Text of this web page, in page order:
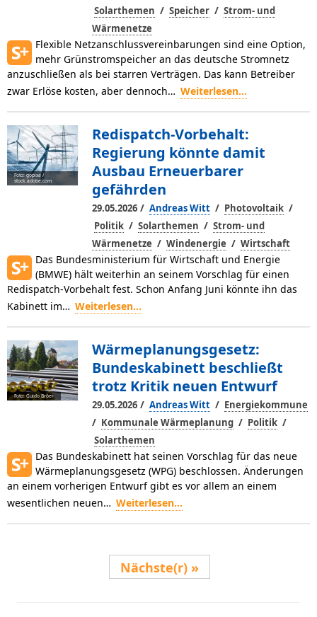
Solarthemen / Speicher / Strom- und
Wärmenetze
Flexible Netzanschlussvereinbarungen sind eine Option,
mehr Grünstromspeicher an das deutsche Stromnetz
anzuschließen als bei starren Verträgen. Das kann Betreiber
zwar Erlöse kosten, aber dennoch… Weiterlesen...
Foto: gopixa /
stock.adobe.com
Redispatch-Vorbehalt:
Regierung könnte damit
Ausbau Erneuerbarer
gefährden
29.05.2026 / Andreas Witt / Photovoltaik /
Politik / Solarthemen / Strom- und
Wärmenetze / Windenergie / Wirtschaft
Das Bundesministerium für Wirtschaft und Energie
(BMWE) hält weiterhin an seinem Vorschlag für einen
Redispatch-Vorbehalt fest. Schon Anfang Juni könnte ihn das
Kabinett im… Weiterlesen...
Foto: Guido Bröer
Wärmeplanungsgesetz:
Bundeskabinett beschließt
trotz Kritik neuen Entwurf
29.05.2026 / Andreas Witt / Energiekommune
/ Kommunale Wärmeplanung / Politik /
Solarthemen
Das Bundeskabinett hat seinen Vorschlag für das neue
Wärmeplanungsgesetz (WPG) beschlossen. Änderungen
an einem vorherigen Entwurf gibt es vor allem an einem
wesentlichen neuen… Weiterlesen...
Nächste(r)